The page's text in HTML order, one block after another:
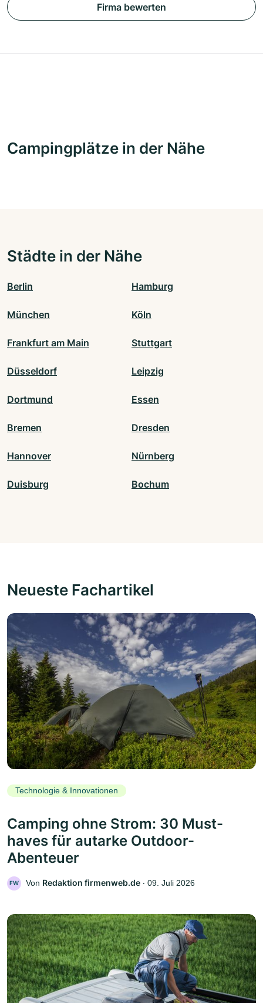
Firma bewerten
Campingplätze in der Nähe
Städte in der Nähe
Berlin Hamburg
München Köln
Frankfurt am Main Stuttgart
Düsseldorf Leipzig
Dortmund Essen
Bremen Dresden
Hannover Nürnberg
Duisburg Bochum
Neueste Fachartikel
Technologie & Innovationen
Camping ohne Strom: 30 Must-
haves für autarke Outdoor-
Abenteuer
FW Von Redaktion firmenweb.de ‧ 09. Juli 2026